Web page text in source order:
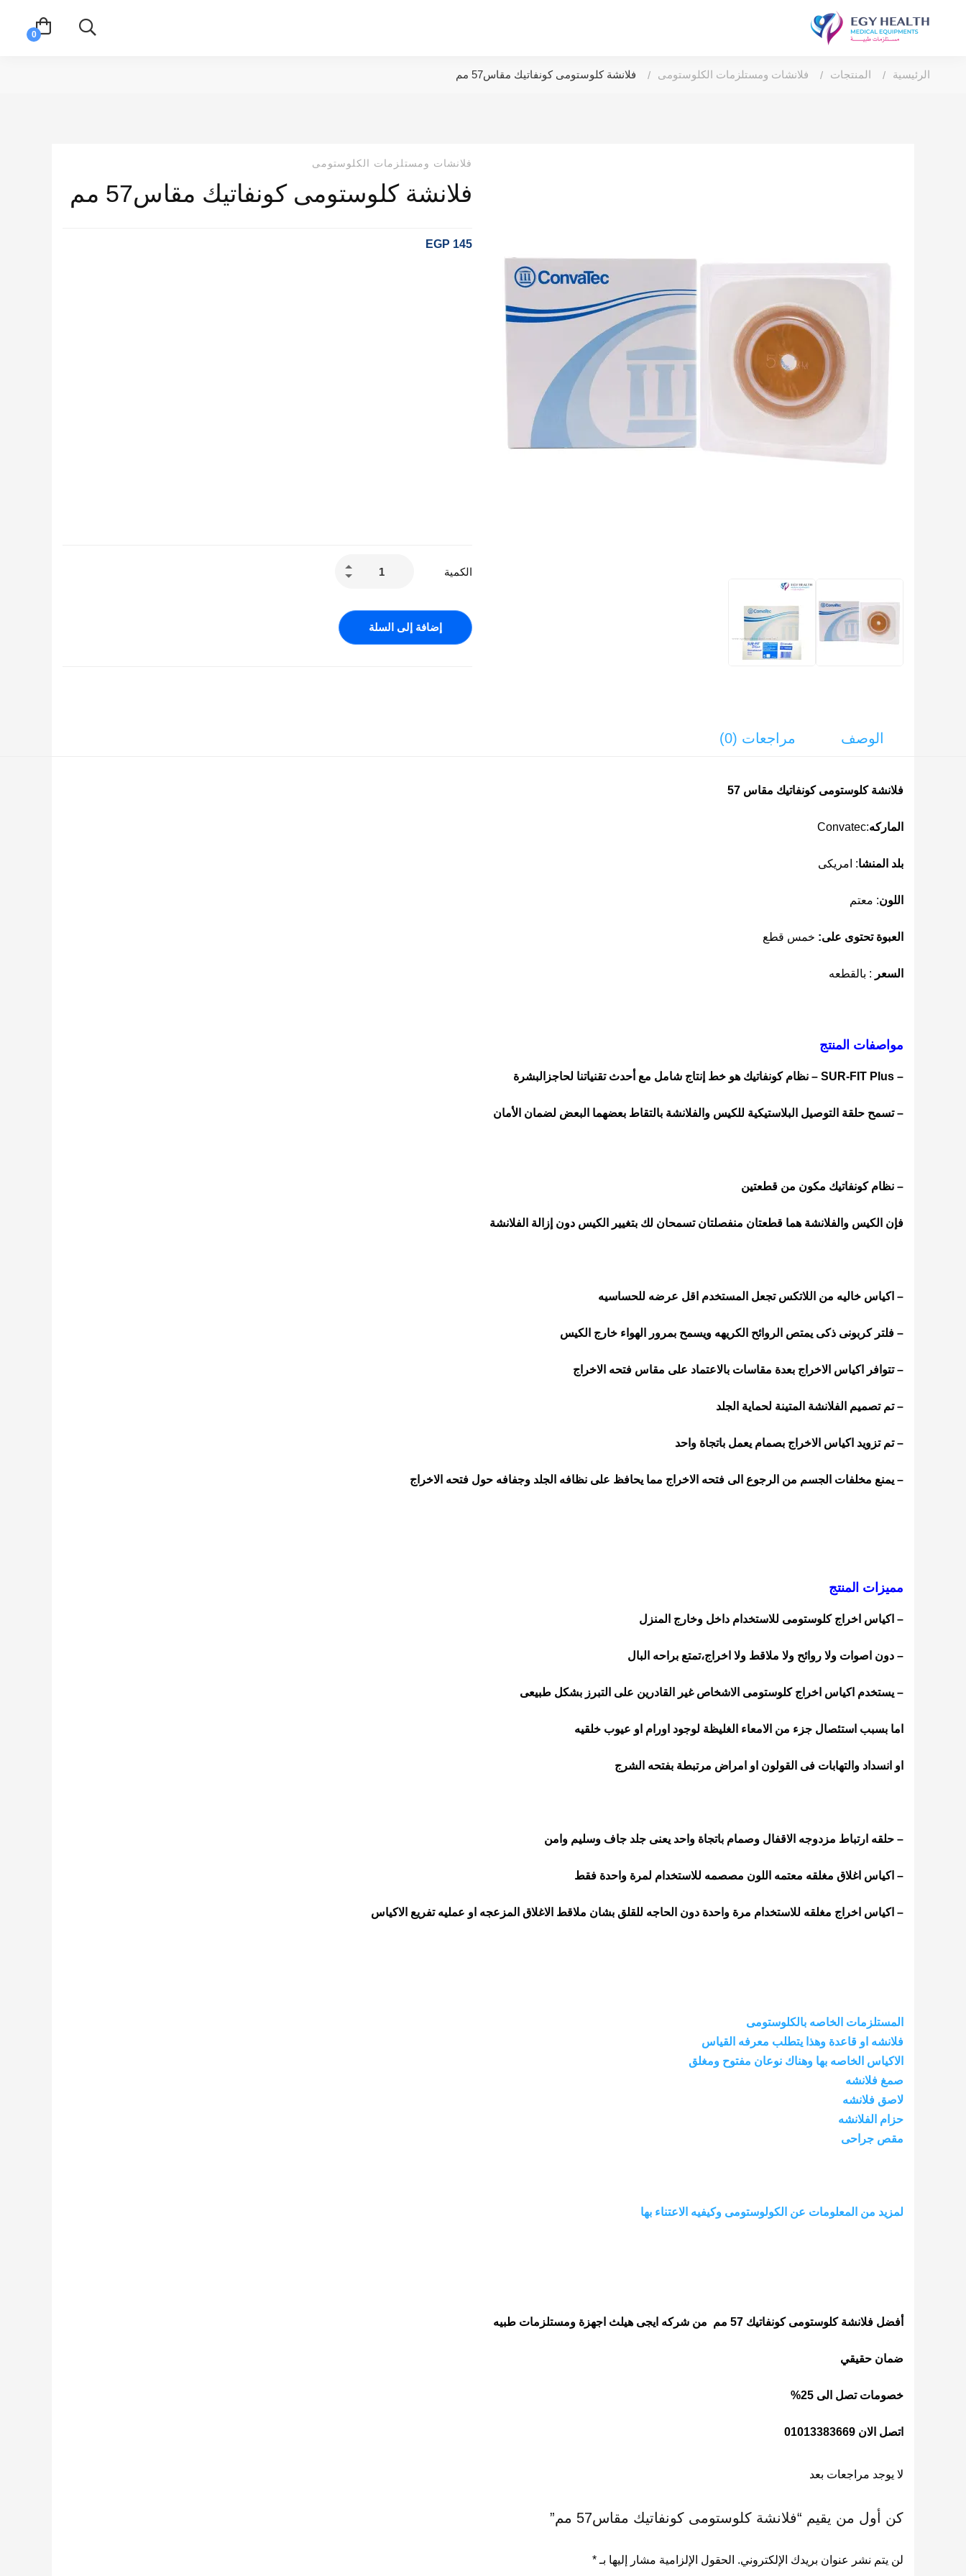
الرئيسية المنتجات فلانشات ومستلزمات الكلوستومى فلانشة كلوستومى كونفاتيك مقاس57 مم
فلانشات ومستلزمات الكلوستومى
فلانشة كلوستومى كونفاتيك مقاس57 مم
EGP 145
الكمية
إضافة إلى السلة
الوصف مراجعات (0)
فلانشة كلوستومى كونفاتيك مقاس 57
الماركه:Convatec
بلد المنشا: امريكى
اللون: معتم
العبوة تحتوى على: خمس قطع
السعر : بالقطعه
مواصفات المنتج
– SUR-FIT Plus – نظام كونفاتيك هو خط إنتاج شامل مع أحدث تقنياتنا لحاجزالبشرة
– تسمح حلقة التوصيل البلاستيكية للكيس والفلانشة بالتقاط بعضهما البعض لضمان الأمان
– نظام كونفاتيك مكون من قطعتين
فإن الكيس والفلانشة هما قطعتان منفصلتان تسمحان لك بتغيير الكيس دون إزالة الفلانشة
– اكياس خاليه من اللاتكس تجعل المستخدم اقل عرضه للحساسيه
– فلتر كربونى ذكى يمتص الروائح الكريهه ويسمح بمرور الهواء خارج الكيس
– تتوافر اكياس الاخراج بعدة مقاسات بالاعتماد على مقاس فتحه الاخراج
– تم تصميم الفلانشة المتينة لحماية الجلد
– تم تزويد اكياس الاخراج بصمام يعمل باتجاة واحد
– يمنع مخلفات الجسم من الرجوع الى فتحه الاخراج مما يحافظ على نظافه الجلد وجفافه حول فتحه الاخراج
مميزات المنتج
– اكياس اخراج كلوستومى للاستخدام داخل وخارج المنزل
– دون اصوات ولا روائح ولا ملاقط ولا اخراج،تمتع براحه البال
– يستخدم اكياس اخراج كلوستومى الاشخاص غير القادرين على التبرز بشكل طبيعى
اما بسبب استئصال جزء من الامعاء الغليظة لوجود اورام او عيوب خلقيه
او انسداد والتهابات فى القولون او امراض مرتبطة بفتحه الشرج
– حلقه ارتباط مزدوجه الاقفال وصمام باتجاة واحد يعنى جلد جاف وسليم وامن
– اكياس اغلاق مغلقه معتمه اللون مصصمه للاستخدام لمرة واحدة فقط
– اكياس اخراج مغلقه للاستخدام مرة واحدة دون الحاجه للقلق بشان ملاقط الاغلاق المزعجه او عمليه تفريع الاكياس
المستلزمات الخاصه بالكلوستومى
فلانشه او قاعدة وهذا يتطلب معرفه القياس
الاكياس الخاصه بها وهناك نوعان مفتوح ومغلق
صمغ فلانشه
لاصق فلانشه
حزام الفلانشه
مقص جراحى
لمزيد من المعلومات عن الكولوستومى وكيفيه الاعتناء بها
أفضل فلانشة كلوستومى كونفاتيك 57 مم من شركه ايجى هيلث اجهزة ومستلزمات طبيه
ضمان حقيقي
خصومات تصل الى 25%
اتصل الان 01013383669
لا يوجد مراجعات بعد
كن أول من يقيم “فلانشة كلوستومى كونفاتيك مقاس57 مم”
لن يتم نشر عنوان بريدك الإلكتروني. الحقول الإلزامية مشار إليها بـ *